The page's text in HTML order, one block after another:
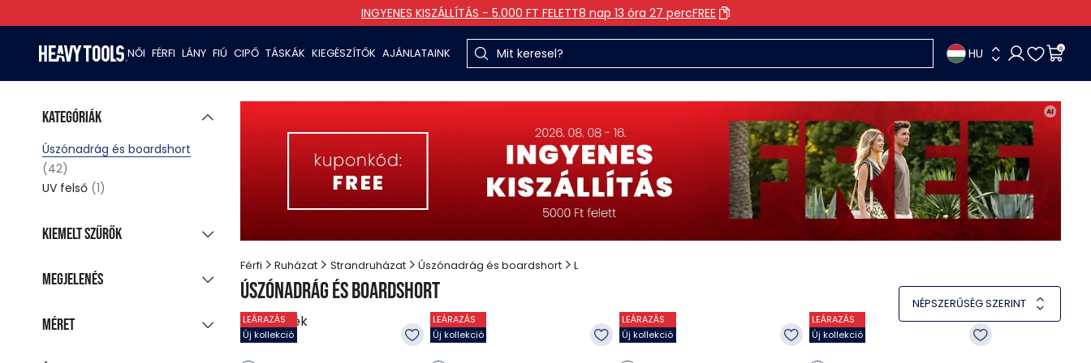
INGYENES KISZÁLLÍTÁS - 5.000 FT FELETT8 nap 13 óra 27 percFREE
NŐI FÉRFI LÁNY FIÚ CIPŐ TÁSKÁK KIEGÉSZÍTŐK AJÁNLATAINK HU 0
Férfi Ruházat Strandruházat Úszónadrág és boardshort L
Úszónadrág és boardshort
42termék
NÉPSZERŰSÉG SZERINT
LEÁRAZÁS
Új kollekció
LEÁRAZÁS
Új kollekció
LEÁRAZÁS
Új kollekció
LEÁRAZÁS
Új kollekció
Kategóriák
Úszónadrág és boardshort
(42)
UV felső (1)
Kiemelt szűrők
Utolsó darabok
Megjelenés
megjelenítés
Méret